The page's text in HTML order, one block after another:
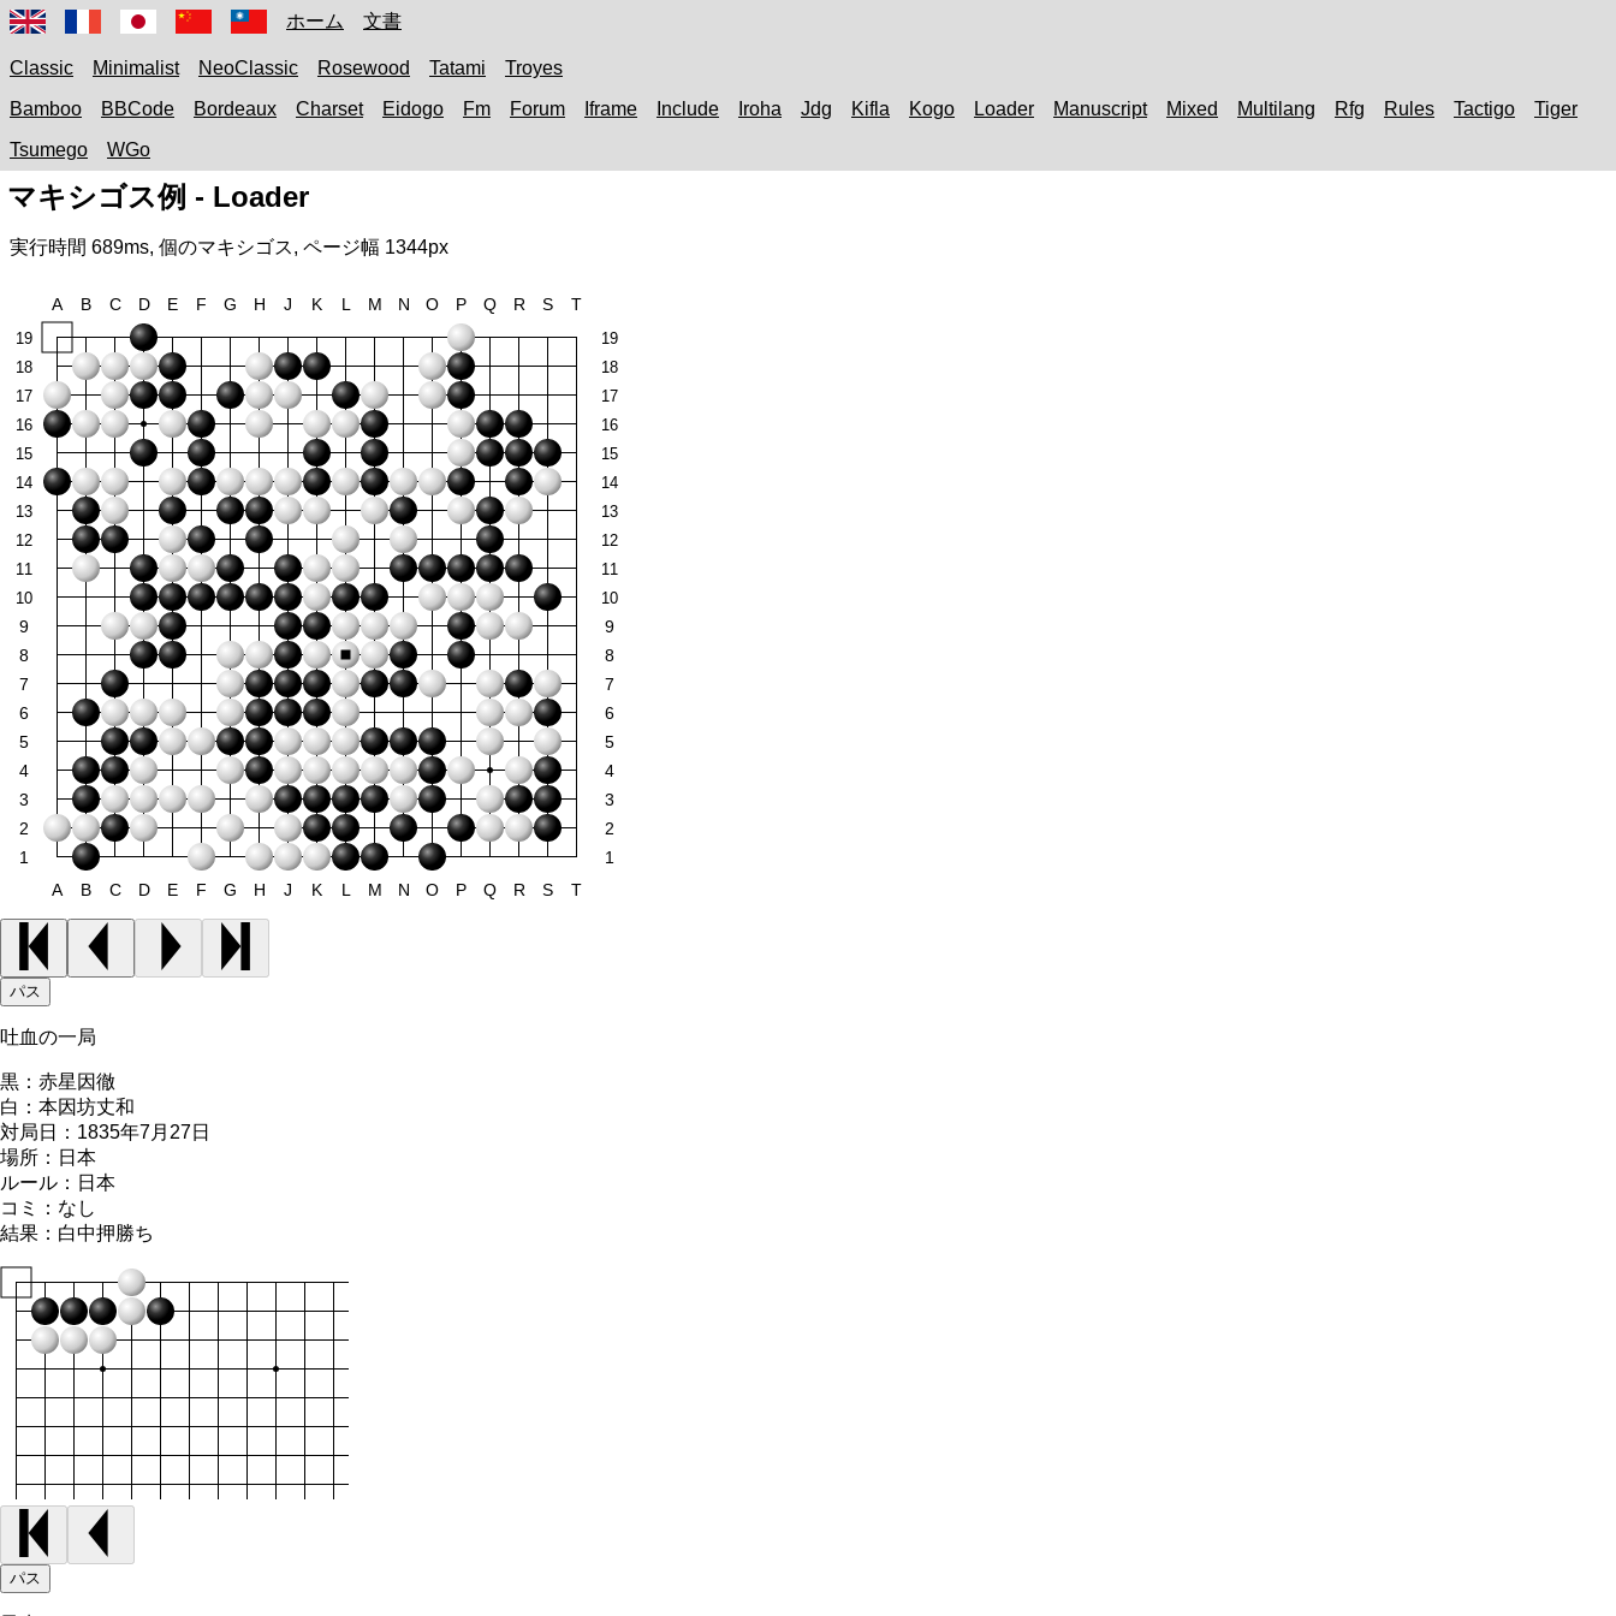
ホーム 文書
Classic Minimalist NeoClassic Rosewood Tatami
Troyes
Bamboo
BBCode Bordeaux Charset Eidogo Fm Forum Iframe Include Iroha Jdg Kifla Kogo Loader Manuscript Mixed Multilang Rfg Rules Tactigo
Tiger
Tsumego
WGo
マキシゴス例 - Loader
実行時間 689ms, 個のマキシゴス, ページ幅 1344px
19
18
17
16
15
14
13
12
11
10
9
8
7
6
5
4
3
2
1
A B C D E F G H J K L M N O P Q R S T
19
18
17
16
15
14
13
12
11
10
9
8
7
6
5
4
3
2
1
A
B C D E F G H J K L M N O P Q R S T
パス
吐血の一局
黒： 赤星因徹
白： 本因坊丈和
対局日： 1835年7月27日
場所： 日本
ルール： 日本
コミ： なし
結果： 白中押勝ち
パス